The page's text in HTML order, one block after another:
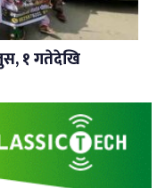
१ गतेदेखि